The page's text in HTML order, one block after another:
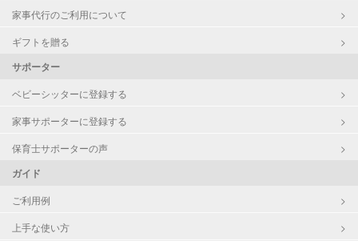
家事代行のご利用について
ギフトを贈る
サポーター
ベビーシッターに登録する
家事サポーターに登録する
保育士サポーターの声
ガイド
ご利用例
上手な使い方